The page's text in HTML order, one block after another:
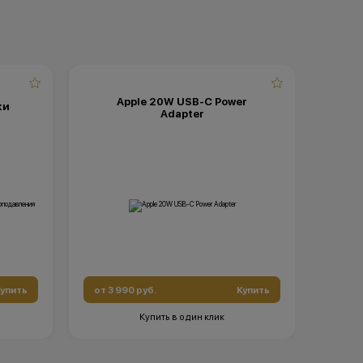
Apple 20W USB-C Power
Adapter
от 3 990 руб. Купить
Купить в один клик